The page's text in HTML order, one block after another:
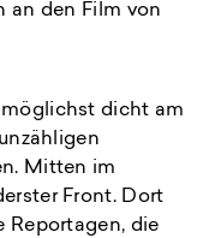
an den Film von
dicht am
Mitten im
Front. Dort
Reportagen, die